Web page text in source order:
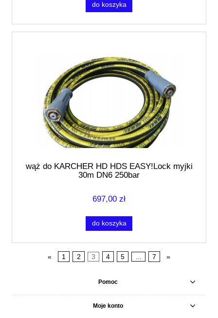
do koszyka
wąż do KARCHER HD HDS EASY!Lock myjki
30m DN6 250bar
697,00 zł
do koszyka
« 1 2 3 4 5 7 »
Pomoc
Moje konto